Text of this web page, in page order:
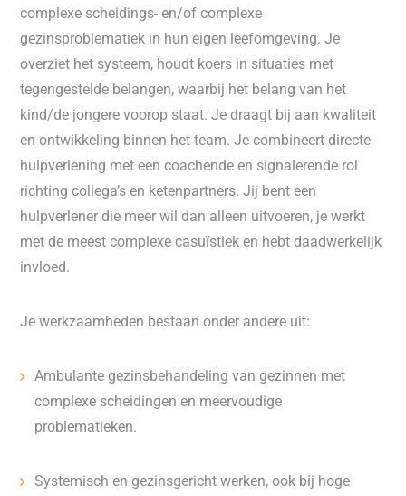
complexe scheidings- en/of complexe
gezinsproblematiek in hun eigen leefomgeving. Je
overziet het systeem, houdt koers in situaties met
tegengestelde belangen, waarbij het belang van het
kind/de jongere voorop staat. Je draagt bij aan kwaliteit
en ontwikkeling binnen het team. Je combineert directe
hulpverlening met een coachende en signalerende rol
richting collega’s en ketenpartners. Jij bent een
hulpverlener die meer wil dan alleen uitvoeren, je werkt
met de meest complexe casuïstiek en hebt daadwerkelijk
invloed.
Je werkzaamheden bestaan onder andere uit:
Ambulante gezinsbehandeling van gezinnen met
complexe scheidingen en meervoudige
problematieken.
Systemisch en gezinsgericht werken, ook bij hoge